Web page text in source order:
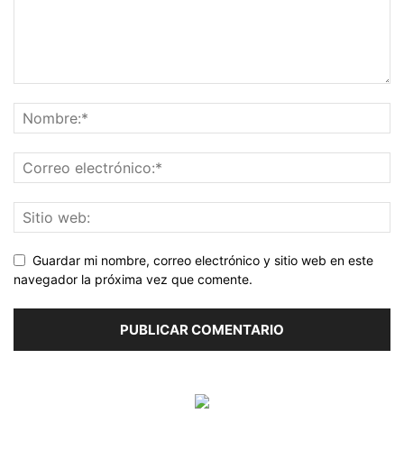
Guardar mi nombre, correo electrónico y sitio web en este
navegador la próxima vez que comente.